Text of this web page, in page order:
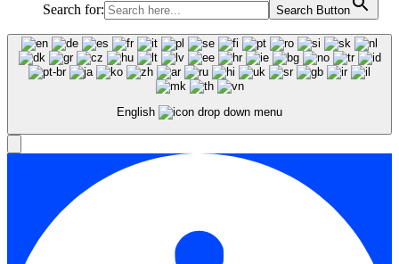
Search for: Search Button
English